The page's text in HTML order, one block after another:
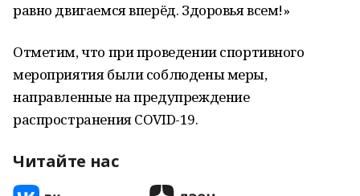
равно двигаемся вперёд. Здоровья всем!»
Отметим, что при проведении спортивного
мероприятия были соблюдены меры,
направленные на предупреждение
распространения COVID-19.
Читайте нас